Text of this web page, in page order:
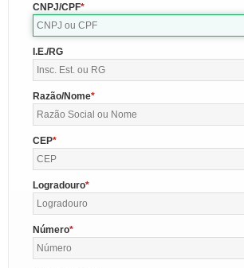
CNPJ/CPF
I.E./RG
Razão/Nome
CEP
Logradouro
Número